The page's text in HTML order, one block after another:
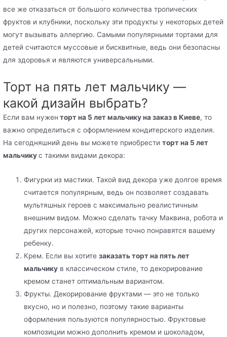
все же отказаться от большого количества тропических
фруктов и клубники, поскольку эти продукты у некоторых детей
могут вызывать аллергию. Самыми популярными тортами для
детей считаются муссовые и бисквитные, ведь они безопасны
для здоровья и являются универсальными.
Торт на пять лет мальчику —
какой дизайн выбрать?
Если вам нужен торт на 5 лет мальчику на заказ в Киеве, то
важно определиться с оформлением кондитерского изделия.
На сегодняшний день вы можете приобрести торт на 5 лет
мальчикус такими видами декора:
Фигурки из мастики. Такой вид декора уже долгое время
считается популярным, ведь он позволяет создавать
мультяшных героев с максимально реалистичным
внешним видом. Можно сделать тачку Маквина, робота и
других персонажей, которые точно понравятся вашему
ребенку.
Крем. Если вы хотитезаказать торт на пять лет
мальчику в классическом стиле, то декорирование
кремом станет оптимальным вариантом.
Фрукты. Декорирование фруктами — это не только
вкусно, но и полезно, поэтому такие варианты
оформления пользуются популярностью. Фруктовые
композиции можно дополнить кремом и шоколадом,